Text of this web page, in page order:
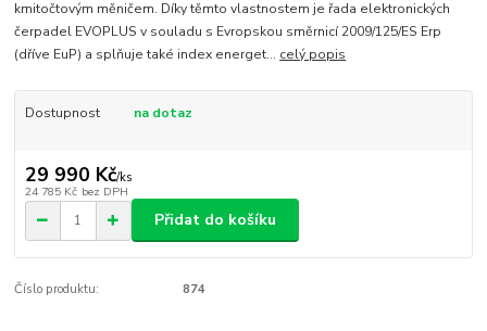
kmitočtovým měničem. Díky těmto vlastnostem je řada elektronických
čerpadel EVOPLUS v souladu s Evropskou směrnicí 2009/125/ES Erp
(dříve EuP) a splňuje také index energet... celý popis
Dostupnost na dotaz
29 990 Kč/ks
24 785 Kč bez DPH
Přidat do košíku
Číslo produktu: 874